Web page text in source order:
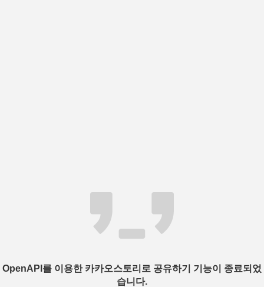
OpenAPI를 이용한 카카오스토리로 공유하기 기능이 종료되었
습니다.